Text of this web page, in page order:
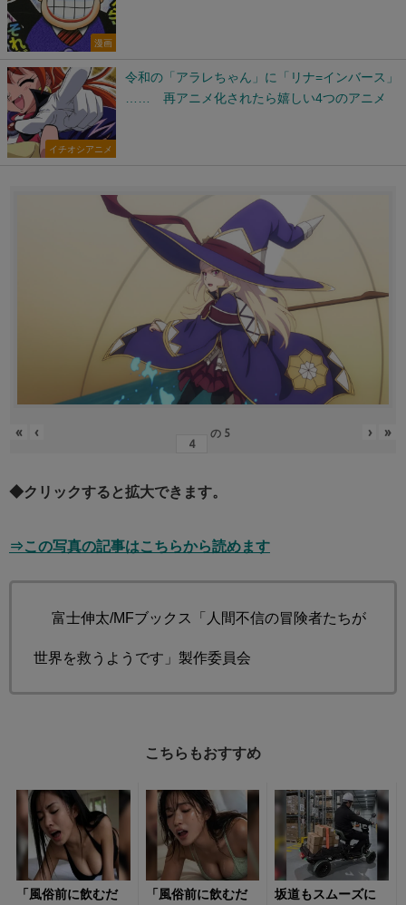
漫画
イチオシアニメ
令和の「アラレちゃん」に「リナ=インバース」
…… 再アニメ化されたら嬉しい4つのアニメ
« ‹ の 5 › »
◆クリックすると拡大できます。
⇒この写真の記事はこちらから読めます
© 富士伸太/MFブックス「人間不信の冒険者たちが
世界を救うようです」製作委員会
こちらもおすすめ
「風俗前に飲むだ
「風俗前に飲むだ
坂道もスムーズに